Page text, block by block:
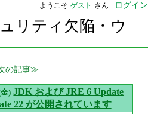
ようこそ ゲスト さん ログイン
リティ欠陥・ウ
の記事
) JDK および JRE 6 Update
22 が公開されています